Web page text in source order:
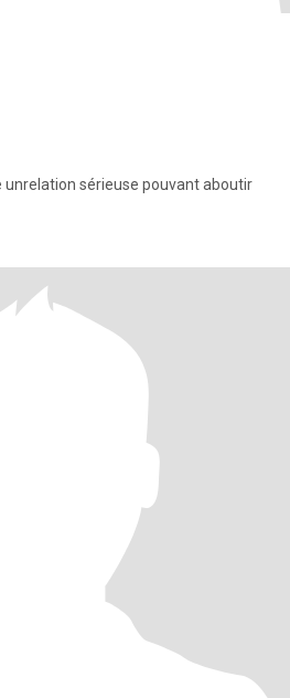
unrelation sérieuse pouvant aboutir